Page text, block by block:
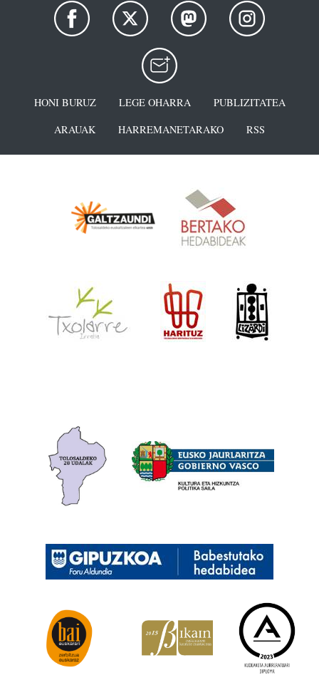
HONI BURUZ LEGE OHARRA
PUBLIZITATEA
ARAUAK
HARREMANETARAKO RSS